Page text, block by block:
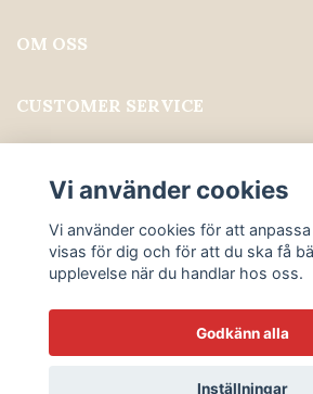
OM OSS
CUSTOMER SERVICE
Sociala medier
© 2026 ALWAYS
Vi använder cookies
Vi använder cookies för att
visas för dig och för att du ska få
upplevelse när du handlar hos oss.
Godkänn alla
Inställningar